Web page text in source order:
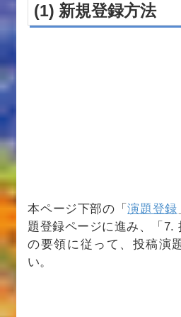
(1) 新規登録方法
本ページ下部の「演題登録
題登録ページに進み、「7.
の要領に従って、投稿演
い。